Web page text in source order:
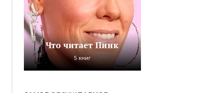
Что читает Пинк
5 книг